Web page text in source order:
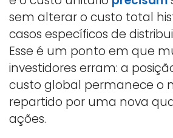
sem alterar o custo total
casos específicos de
Esse é um ponto em que
investidores erram: a
custo global permanece o
repartido por uma nova
ações.